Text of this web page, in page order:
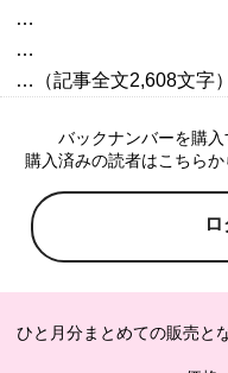
…
…
バックナンバーを購入
購入済みの読者はこちら
ひと月分まとめての販売と